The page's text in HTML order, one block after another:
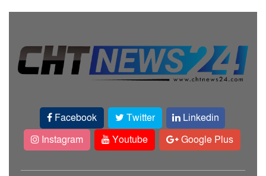
Facebook Twitter
Linkedin
Instagram
Youtube Google Plus